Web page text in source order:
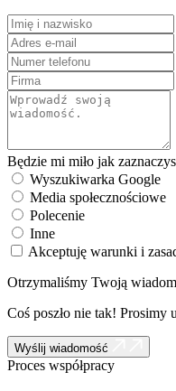
Będzie mi miło jak
Wyszukiwarka Google
Media społecznościowe
Polecenie
Inne
Akceptuję warunki i
Otrzymaliśmy Twoją
Coś poszło nie tak! Prosimy
Wyślij wiadomość
Proces współpracy